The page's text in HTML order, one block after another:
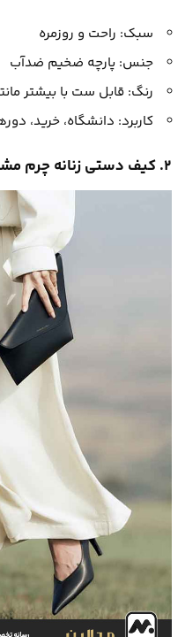
سبک: راحت و روزمره
جنس: پارچه ضخیم ضدآب
رنگ: قابل ست با بیشتر
کاربرد: دانشگاه، خرید،
۲. کیف دستی زنانه چرم مشهد